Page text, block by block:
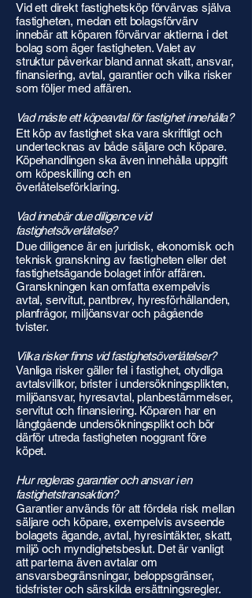
Vid ett direkt fastighetsköp förvärvas själva
fastigheten, medan ett bolagsförvärv
innebär att köparen förvärvar aktierna i det
bolag som äger fastigheten. Valet av
struktur påverkar bland annat skatt, ansvar,
finansiering, avtal, garantier och vilka risker
som följer med affären.
Vad måste ett köpeavtal för fastighet innehålla?
Ett köp av fastighet ska vara skriftligt och
undertecknas av både säljare och köpare.
Köpehandlingen ska även innehålla uppgift
om köpeskilling och en
överlåtelseförklaring.
Vad innebär due diligence vid
fastighetsöverlåtelse?
Due diligence är en juridisk, ekonomisk och
teknisk granskning av fastigheten eller det
fastighetsägande bolaget inför affären.
Granskningen kan omfatta exempelvis
avtal, servitut, pantbrev, hyresförhållanden,
planfrågor, miljöansvar och pågående
tvister.
Vilka risker finns vid fastighetsöverlåtelser?
Vanliga risker gäller fel i fastighet, otydliga
avtalsvillkor, brister i undersökningsplikten,
miljöansvar, hyresavtal, planbestämmelser,
servitut och finansiering. Köparen har en
långtgående undersökningsplikt och bör
därför utreda fastigheten noggrant före
köpet.
Hur regleras garantier och ansvar i en
fastighetstransaktion?
Garantier används för att fördela risk mellan
säljare och köpare, exempelvis avseende
bolagets ägande, avtal, hyresintäkter, skatt,
miljö och myndighetsbeslut. Det är vanligt
att parterna även avtalar om
ansvarsbegränsningar, beloppsgränser,
tidsfrister och särskilda ersättningsregler.